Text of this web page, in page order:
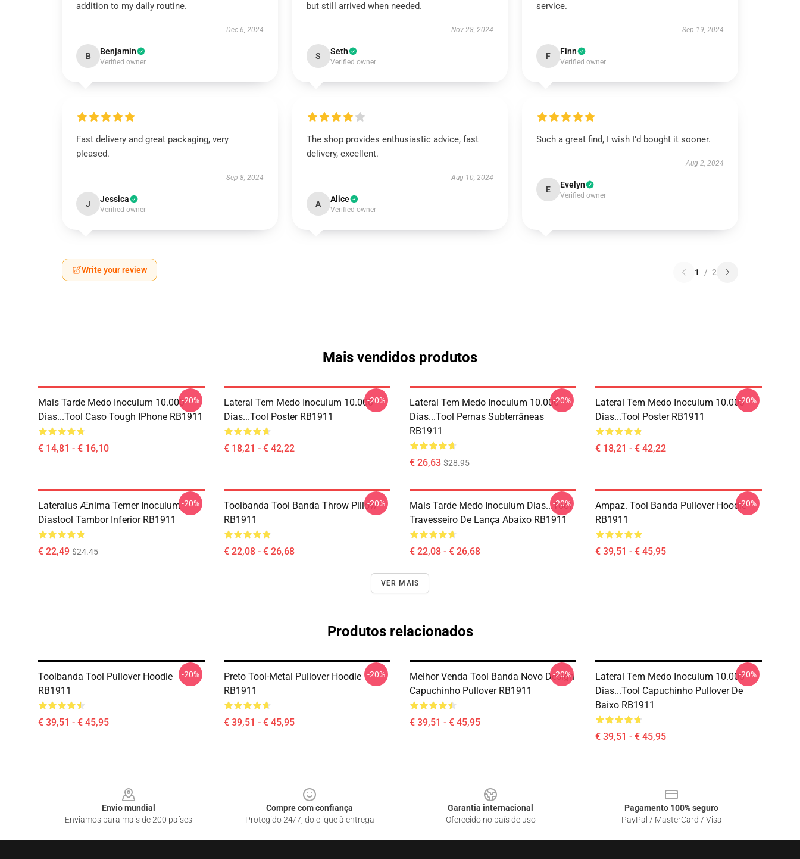
addition to my daily routine.
Dec 6, 2024
B Benjamin
Verified owner
but still arrived when needed.
Nov 28, 2024
S Seth
Verified owner
service.
Sep 19, 2024
F Finn
Verified owner
Fast delivery and great packaging, very
pleased.
Sep 8, 2024
J Jessica
Verified owner
The shop provides enthusiastic advice, fast
delivery, excellent.
Aug 10, 2024
A Alice
Verified owner
Such a great find, I wish I’d bought it sooner.
Aug 2, 2024
E Evelyn
Verified owner
Write your review 1 / 2
Mais vendidos produtos
Mais Tarde Medo Inoculum 10.000
Dias...tool Caso Tough IPhone RB1911
€ 14,81 - € 16,10
-20%
Lateral Tem Medo Inoculum 10.000
Dias...tool Poster RB1911
€ 18,21 - € 42,22
-20%
Lateral Tem Medo Inoculum 10.000
Dias...tool Pernas Subterrâneas
RB1911
€ 26,63 $28.95
-20%
Lateral Tem Medo Inoculum 10.000
Dias...tool Poster RB1911
€ 18,21 - € 42,22
-20%
Lateralus Ænima Temer Inoculum
Diastool Tambor Inferior RB1911
€ 22,49 $24.45
-20%
Toolbanda Tool Banda Throw Pillow
RB1911
€ 22,08 - € 26,68
-20%
Mais Tarde Medo Inoculum Dias...tool
Travesseiro De Lança Abaixo RB1911
€ 22,08 - € 26,68
-20%
Ampaz. Tool Banda Pullover Hoodie
RB1911
€ 39,51 - € 45,95
-20%
VER MAIS
Produtos relacionados
Toolbanda Tool Pullover Hoodie
RB1911
€ 39,51 - € 45,95
-20%
Preto Tool-Metal Pullover Hoodie
RB1911
€ 39,51 - € 45,95
-20%
Melhor Venda Tool Banda Novo Design
Capuchinho Pullover RB1911
€ 39,51 - € 45,95
-20%
Lateral Tem Medo Inoculum 10.000
Dias...tool Capuchinho Pullover De
Baixo RB1911
€ 39,51 - € 45,95
-20%
Envio mundial
Enviamos para mais de 200 países
Compre com confiança
Protegido 24/7, do clique à entrega
Garantia internacional
Oferecido no país de uso
Pagamento 100% seguro
PayPal / MasterCard / Visa